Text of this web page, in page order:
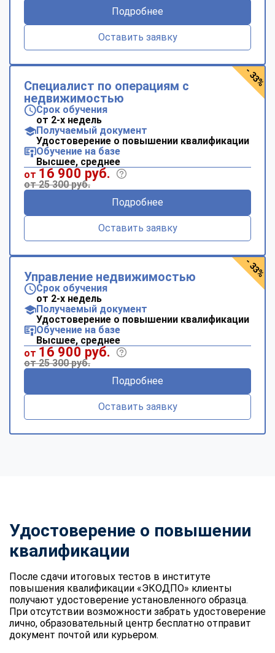
Подробнее
Оставить заявку
Специалист по операциям с
недвижимостью
Срок обучения
от 2-х недель
Получаемый документ
Удостоверение о повышении квалификации
Обучение на базе
Высшее, среднее
от 16 900 руб.
от 25 300 руб.
Подробнее
Оставить заявку
- 33%
Управление недвижимостью
Срок обучения
от 2-х недель
Получаемый документ
Удостоверение о повышении квалификации
Обучение на базе
Высшее, среднее
от 16 900 руб.
от 25 300 руб.
Подробнее
Оставить заявку
- 33%
Удостоверение о повышении
квалификации
После сдачи итоговых тестов в институте
повышения квалификации «ЭКОДПО» клиенты
получают удостоверение установленного образца.
При отсутствии возможности забрать удостоверение
лично, образовательный центр бесплатно отправит
документ почтой или курьером.